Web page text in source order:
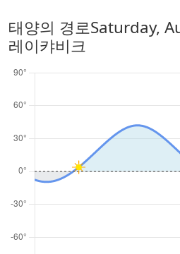
태양의 경로Saturday,
레이캬비크